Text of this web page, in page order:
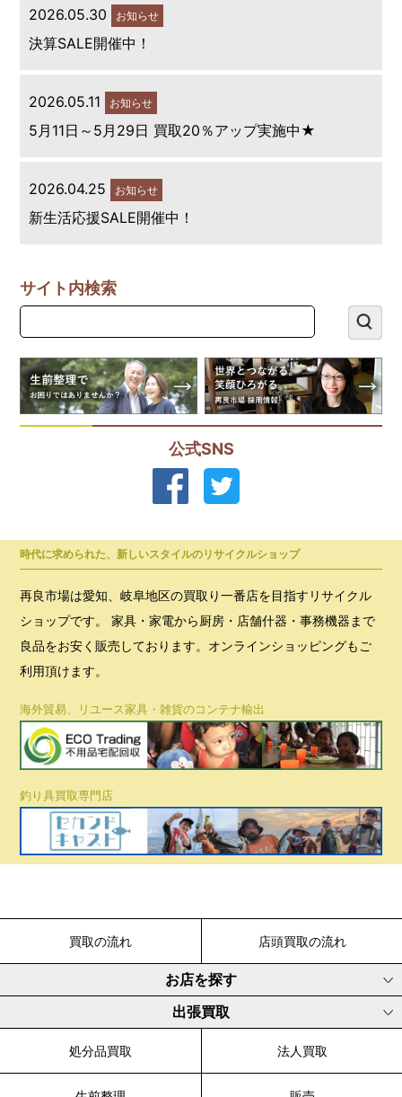
2026.05.30 お知らせ
決算SALE開催中！
2026.05.11 お知らせ
5月11日～5月29日 買取20％アップ実施中★
2026.04.25 お知らせ
新生活応援SALE開催中！
サイト内検索
公式SNS
時代に求められた、新しいスタイルのリサイクルショップ
再良市場は愛知、岐阜地区の買取り一番店を目指すリサイクル
ショップです。 家具・家電から厨房・店舗什器・事務機器まで
良品をお安く販売しております。オンラインショッピングもご
利用頂けます。
海外貿易、リユース家具・雑貨のコンテナ輸出
釣り具買取専門店
買取の流れ 店頭買取の流れ
お店を探す
出張買取
処分品買取 法人買取